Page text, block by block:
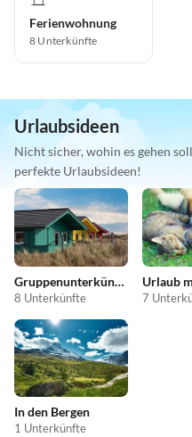
Ferienwohnung
8 Unterkünfte
Urlaubsideen
Nicht sicher, wohin es gehen
perfekte Urlaubsideen!
Gruppenunterkünfte
8 Unterkünfte
Urlaub
7
In den Bergen
1 Unterkünfte